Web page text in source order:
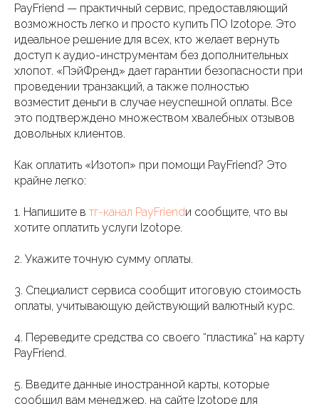
PayFriend — практичный сервис, предоставляющий
возможность легко и просто купить ПО Izotope. Это
идеальное решение для всех, кто желает вернуть
доступ к аудио-инструментам без дополнительных
хлопот. «ПэйФренд» дает гарантии безопасности при
проведении транзакций, а также полностью
возместит деньги в случае неуспешной оплаты. Все
это подтверждено множеством хвалебных отзывов
довольных клиентов.
Как оплатить «Изотоп» при помощи PayFriend? Это
крайне легко:
1. Напишите в тг-канал PayFriendи сообщите, что вы
хотите оплатить услуги Izotope.
2. Укажите точную сумму оплаты.
3. Специалист сервиса сообщит итоговую стоимость
оплаты, учитывающую действующий валютный курс.
4. Переведите средства со своего “пластика” на карту
PayFriend.
5. Введите данные иностранной карты, которые
сообщил вам менеджер, на сайте Izotope для